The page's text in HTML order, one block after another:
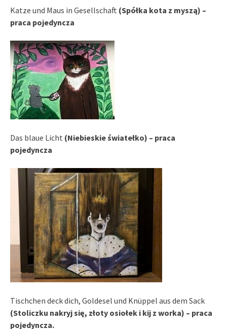
Katze und Maus in Gesellschaft (Spółka kota z myszą) –
praca pojedyncza
Das blaue Licht (Niebieskie światełko) – praca
pojedyncza
Tischchen deck dich, Goldesel und Knüppel aus dem Sack
(Stoliczku nakryj się, złoty osiołek i kij z worka) – praca
pojedyncza.